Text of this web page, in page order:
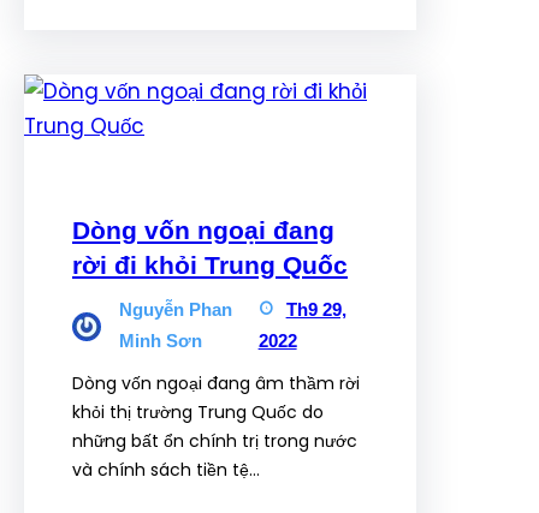
Dòng vốn ngoại đang
rời đi khỏi Trung Quốc
Nguyễn Phan
Minh Sơn
Th9 29,
2022
Dòng vốn ngoại đang âm thầm rời
khỏi thị trường Trung Quốc do
những bất ổn chính trị trong nước
và chính sách tiền tệ…